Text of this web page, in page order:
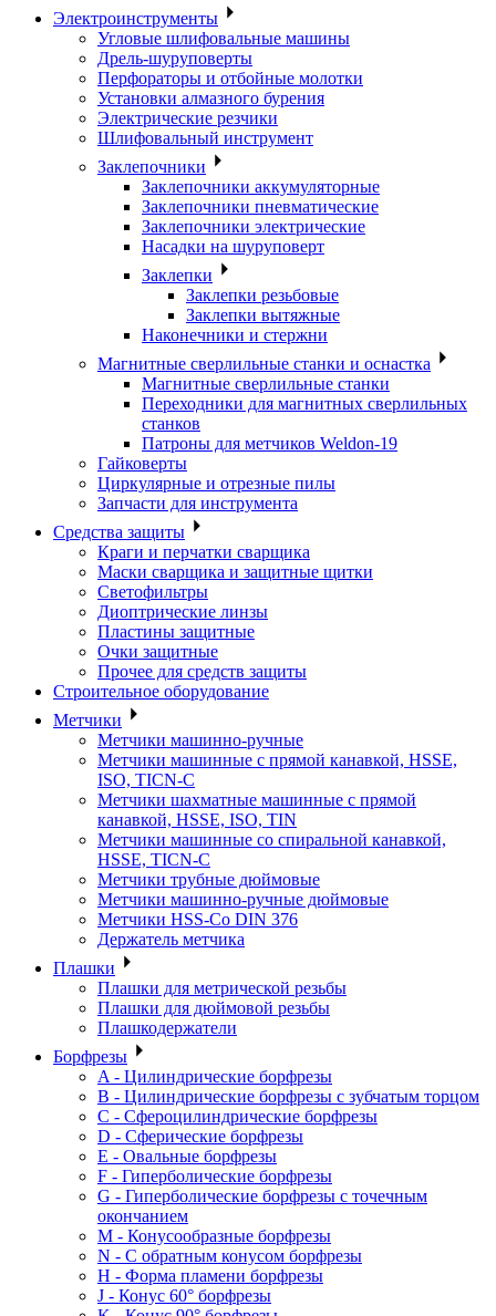
Электроинструменты
Угловые шлифовальные машины
Дрель-шуруповерты
Перфораторы и отбойные молотки
Установки алмазного бурения
Электрические резчики
Шлифовальный инструмент
Заклепочники
Заклепочники аккумуляторные
Заклепочники пневматические
Заклепочники электрические
Насадки на шуруповерт
Заклепки
Заклепки резьбовые
Заклепки вытяжные
Наконечники и стержни
Магнитные сверлильные станки и оснастка
Магнитные сверлильные станки
Переходники для магнитных сверлильных
станков
Патроны для метчиков Weldon-19
Гайковерты
Циркулярные и отрезные пилы
Запчасти для инструмента
Средства защиты
Краги и перчатки сварщика
Маски сварщика и защитные щитки
Светофильтры
Диоптрические линзы
Пластины защитные
Очки защитные
Прочее для средств защиты
Строительное оборудование
Метчики
Метчики машинно-ручные
Метчики машинные с прямой канавкой, HSSE,
ISO, TICN-C
Метчики шахматные машинные с прямой
канавкой, HSSE, ISO, TIN
Метчики машинные со спиральной канавкой,
HSSE, TICN-C
Метчики трубные дюймовые
Метчики машинно-ручные дюймовые
Метчики HSS-Co DIN 376
Держатель метчика
Плашки
Плашки для метрической резьбы
Плашки для дюймовой резьбы
Плашкодержатели
Борфрезы
A - Цилиндрические борфрезы
B - Цилиндрические борфрезы с зубчатым торцом
C - Сфероцилиндрические борфрезы
D - Сферические борфрезы
E - Овальные борфрезы
F - Гиперболические борфрезы
G - Гиперболические борфрезы с точечным
окончанием
M - Конусообразные борфрезы
N - С обратным конусом борфрезы
H - Форма пламени борфрезы
J - Конус 60° борфрезы